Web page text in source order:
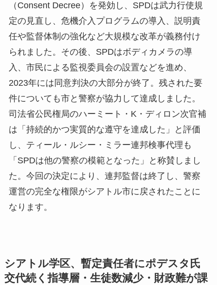
（Consent Decree）を発効し、SPDは武力行使規
定の見直し、危機介入プログラムの導入、説明責
任や監督体制の強化など大規模な改革が義務付け
られました。その後、SPDはボディカメラの導
入、市民による監視委員会の設置などを進め、
2023年には同意判決の大部分が終了。残された要
件についても市と警察が協力して達成しました。
司法省公民権局のハーミート・K・ディロン次官補
は「持続的かつ実質的な遵守を達成した」と評価
し、ティール・ルシー・ミラー連邦検事代理も
「SPDは他の警察の模範となった」と称賛しまし
た。今回の決定により、連邦監督は終了し、警察
運営の完全な権限がシアトル市に戻されたことに
なります。
シアトル学区、暫定責任者にポデスタ氏
交代続く指導層・生徒数減少・財政難が課